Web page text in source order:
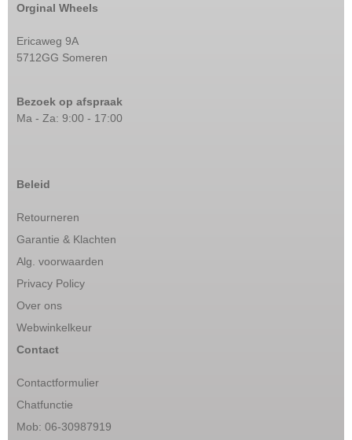
Orginal Wheels
Ericaweg 9A
5712GG Someren
Bezoek op afspraak
Ma - Za: 9:00 - 17:00
Beleid
Retourneren
Garantie & Klachten
Alg. voorwaarden
Privacy Policy
Over ons
Webwinkelkeur
Contact
Contactformulier
Chatfunctie
Mob: 06-30987919